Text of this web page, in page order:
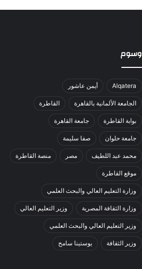
وسوم
Alqatera أيمن عاشور
الجامعة الألمانية بالقاهرة القاطرة
بوابة القاطرة جامعة القاهرة
جامعة حلوان صفا سليمة
محمد عبد اللطيف مصر منصة القاطرة
موقع القاطرة
وزارة التعليم العالي والبحث العلمي
وزارة الثقافة المصرية وزير التعليم العالي
وزير التعليم العالي والبحث العلمي
وزير الثقافة يوستينا سامح